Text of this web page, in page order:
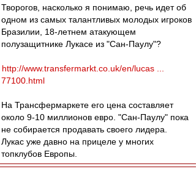
Творогов, насколько я понимаю, речь идет об
одном из самых талантливых молодых игроков
Бразилии, 18-летнем атакующем
полузащитнике Лукасе из "Сан-Паулу"?
http://www.transfermarkt.co.uk/en/lucas ...
77100.html
На Трансфермаркете его цена составляет
около 9-10 миллионов евро. "Сан-Паулу" пока
не собирается продавать своего лидера.
Лукас уже давно на прицеле у многих
топклубов Европы.